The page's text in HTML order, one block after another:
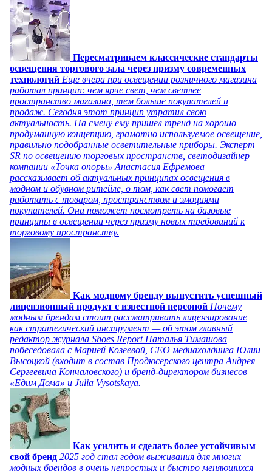
Пересматриваем классические стандарты
освещения торгового зала через призму современных
технологий Еще вчера при освещении розничного магазина
работал принцип: чем ярче свет, чем светлее
пространство магазина, тем больше покупателей и
продаж. Сегодня этот принцип утратил свою
актуальность. На смену ему пришел тренд на хорошо
продуманную концепцию, грамотно используемое освещение,
правильно подобранные осветительные приборы. Эксперт
SR по освещению торговых пространств, светодизайнер
компании «Точка опоры» Анастасия Ефремова
рассказывает об актуальных принципах освещения в
модном и обувном ритейле, о том, как свет помогает
работать с товаром, пространством и эмоциями
покупателей. Она поможет посмотреть на базовые
принципы в освещении через призму новых требований к
торговому пространству.
Как модному бренду выпустить успешный
лицензионный продукт с известной персоной Почему
модным брендам стоит рассматривать лицензирование
как стратегический инструмент — об этом главный
редактор журнала Shoes Report Наталья Тимашова
побеседовала с Марией Козеевой, СЕО медиахолдинга Юлии
Высоцкой (входит в состав Продюсерского центра Андрея
Сергеевича Кончаловского) и бренд-директором бизнесов
«Едим Дома» и Julia Vysotskaya.
Как усилить и сделать более устойчивым
свой бренд 2025 год стал годом выживания для многих
модных брендов в очень непростых и быстро меняющихся